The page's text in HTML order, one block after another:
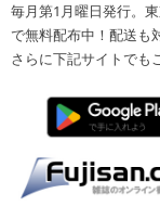
毎月第1月曜日発行。
で無料配布中！配送も
さらに下記サイトでも